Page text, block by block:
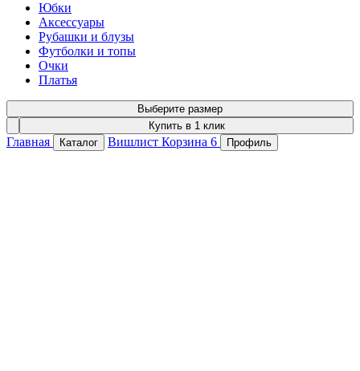
Юбки
Аксессуары
Рубашки и блузы
Футболки и топы
Очки
Платья
Выберите размер
Купить в 1 клик
Главная Каталог Вишлист Корзина 6 Профиль